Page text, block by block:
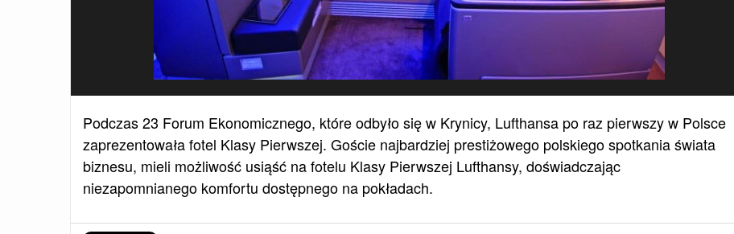
Podczas 23 Forum Ekonomicznego, które odbyło się w Krynicy, Lufthansa po raz pierwszy w Polsce
zaprezentowała fotel Klasy Pierwszej. Goście najbardziej prestiżowego polskiego spotkania świata
biznesu, mieli możliwość usiąść na fotelu Klasy Pierwszej Lufthansy, doświadczając
niezapomnianego komfortu dostępnego na pokładach.